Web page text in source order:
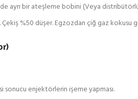
ayrı bir ateşleme bobini (Veya distribütörlü
Çekiş %50 düşer. Egzozdan çiğ gaz kokusu
sonucu enjektörlerin işeme yapması.